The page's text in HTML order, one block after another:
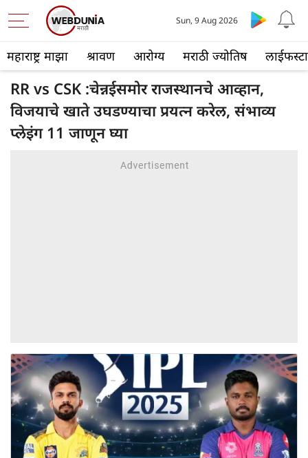
महाराष्ट्र माझा श्रावण आरोग्य मराठी ज्योतिष
Sun, 9 Aug 2026
RR vs CSK :चेन्नईसमोर राजस्थानचे आव्हान,
विजयाचे खाते उघडण्याचा प्रयत्न करेल, संभाव्य
प्लेइंग 11 जाणून घ्या